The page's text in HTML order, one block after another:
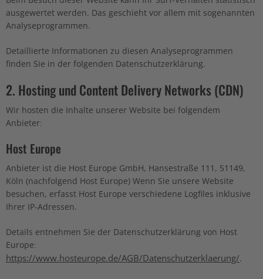
ausgewertet werden. Das geschieht vor allem mit sogenannten
Analyseprogrammen.
Detaillierte Informationen zu diesen Analyseprogrammen
finden Sie in der folgenden Datenschutzerklärung.
2. Hosting und Content Delivery Networks (CDN)
Wir hosten die Inhalte unserer Website bei folgendem
Anbieter:
Host Europe
Anbieter ist die Host Europe GmbH, Hansestraße 111, 51149,
Köln (nachfolgend Host Europe) Wenn Sie unsere Website
besuchen, erfasst Host Europe verschiedene Logfiles inklusive
Ihrer IP-Adressen.
Details entnehmen Sie der Datenschutzerklärung von Host
Europe:
https://www.hosteurope.de/AGB/Datenschutzerklaerung/.